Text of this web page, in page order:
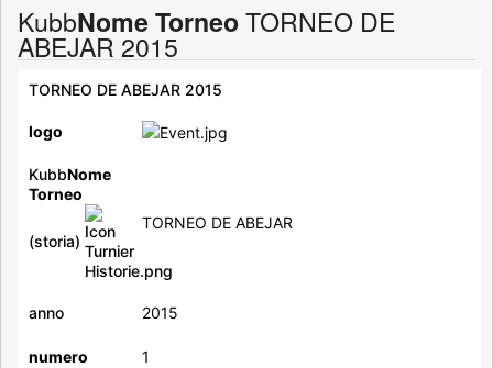
KubbNome TorneoTORNEO DE
ABEJAR 2015
TORNEO DE ABEJAR 2015
logo
KubbNome
Torneo
(storia)
TORNEO DE ABEJAR
anno 2015
numero 1